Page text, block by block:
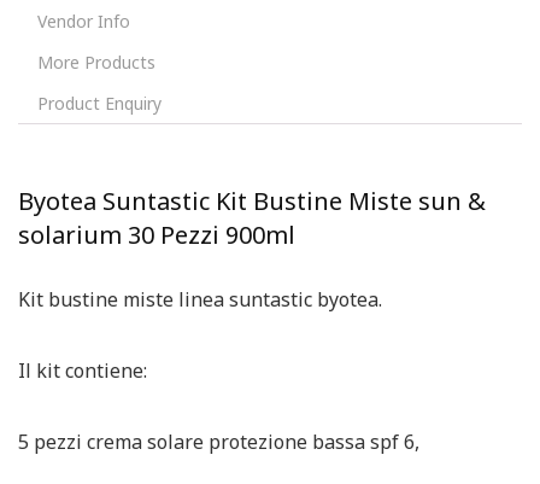
Vendor Info
More Products
Product Enquiry
Byotea Suntastic Kit Bustine Miste sun &
solarium 30 Pezzi 900ml
Kit bustine miste linea suntastic byotea.
Il kit contiene:
5 pezzi crema solare protezione bassa spf 6,